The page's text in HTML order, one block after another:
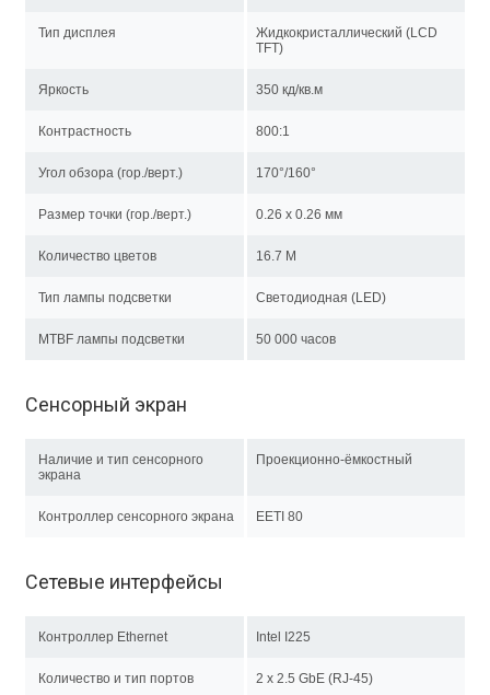
Тип дисплея
Жидкокристаллический (LCD
TFT)
Яркость 350 кд/кв.м
Контрастность 800:1
Угол обзора (гор./верт.) 170°/160°
Размер точки (гор./верт.) 0.26 х 0.26 мм
Количество цветов 16.7 M
Тип лампы подсветки Светодиодная (LED)
MTBF лампы подсветки 50 000 часов
Сенсорный экран
Наличие и тип сенсорного
экрана
Проекционно-ёмкостный
Контроллер сенсорного экрана EETI 80
Сетевые интерфейсы
Контроллер Ethernet Intel I225
Количество и тип портов 2 х 2.5 GbE (RJ-45)